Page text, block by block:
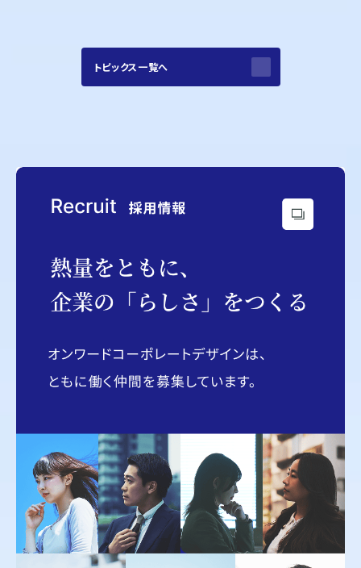
トピックス一覧へ